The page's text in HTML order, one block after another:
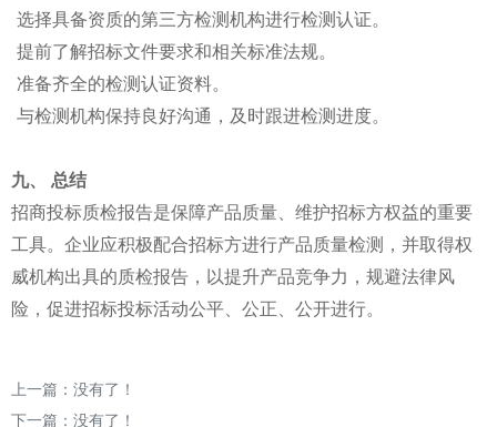
选择具备资质的第三方检测机构进行检测认证。
提前了解招标文件要求和相关标准法规。
准备齐全的检测认证资料。
与检测机构保持良好沟通，及时跟进检测进度。
九、 总结
招商投标质检报告是保障产品质量、维护招标方权益的重要
工具。企业应积极配合招标方进行产品质量检测，并取得权
威机构出具的质检报告，以提升产品竞争力，规避法律风
险，促进招标投标活动公平、公正、公开进行。
上一篇：没有了！
下一篇：没有了！